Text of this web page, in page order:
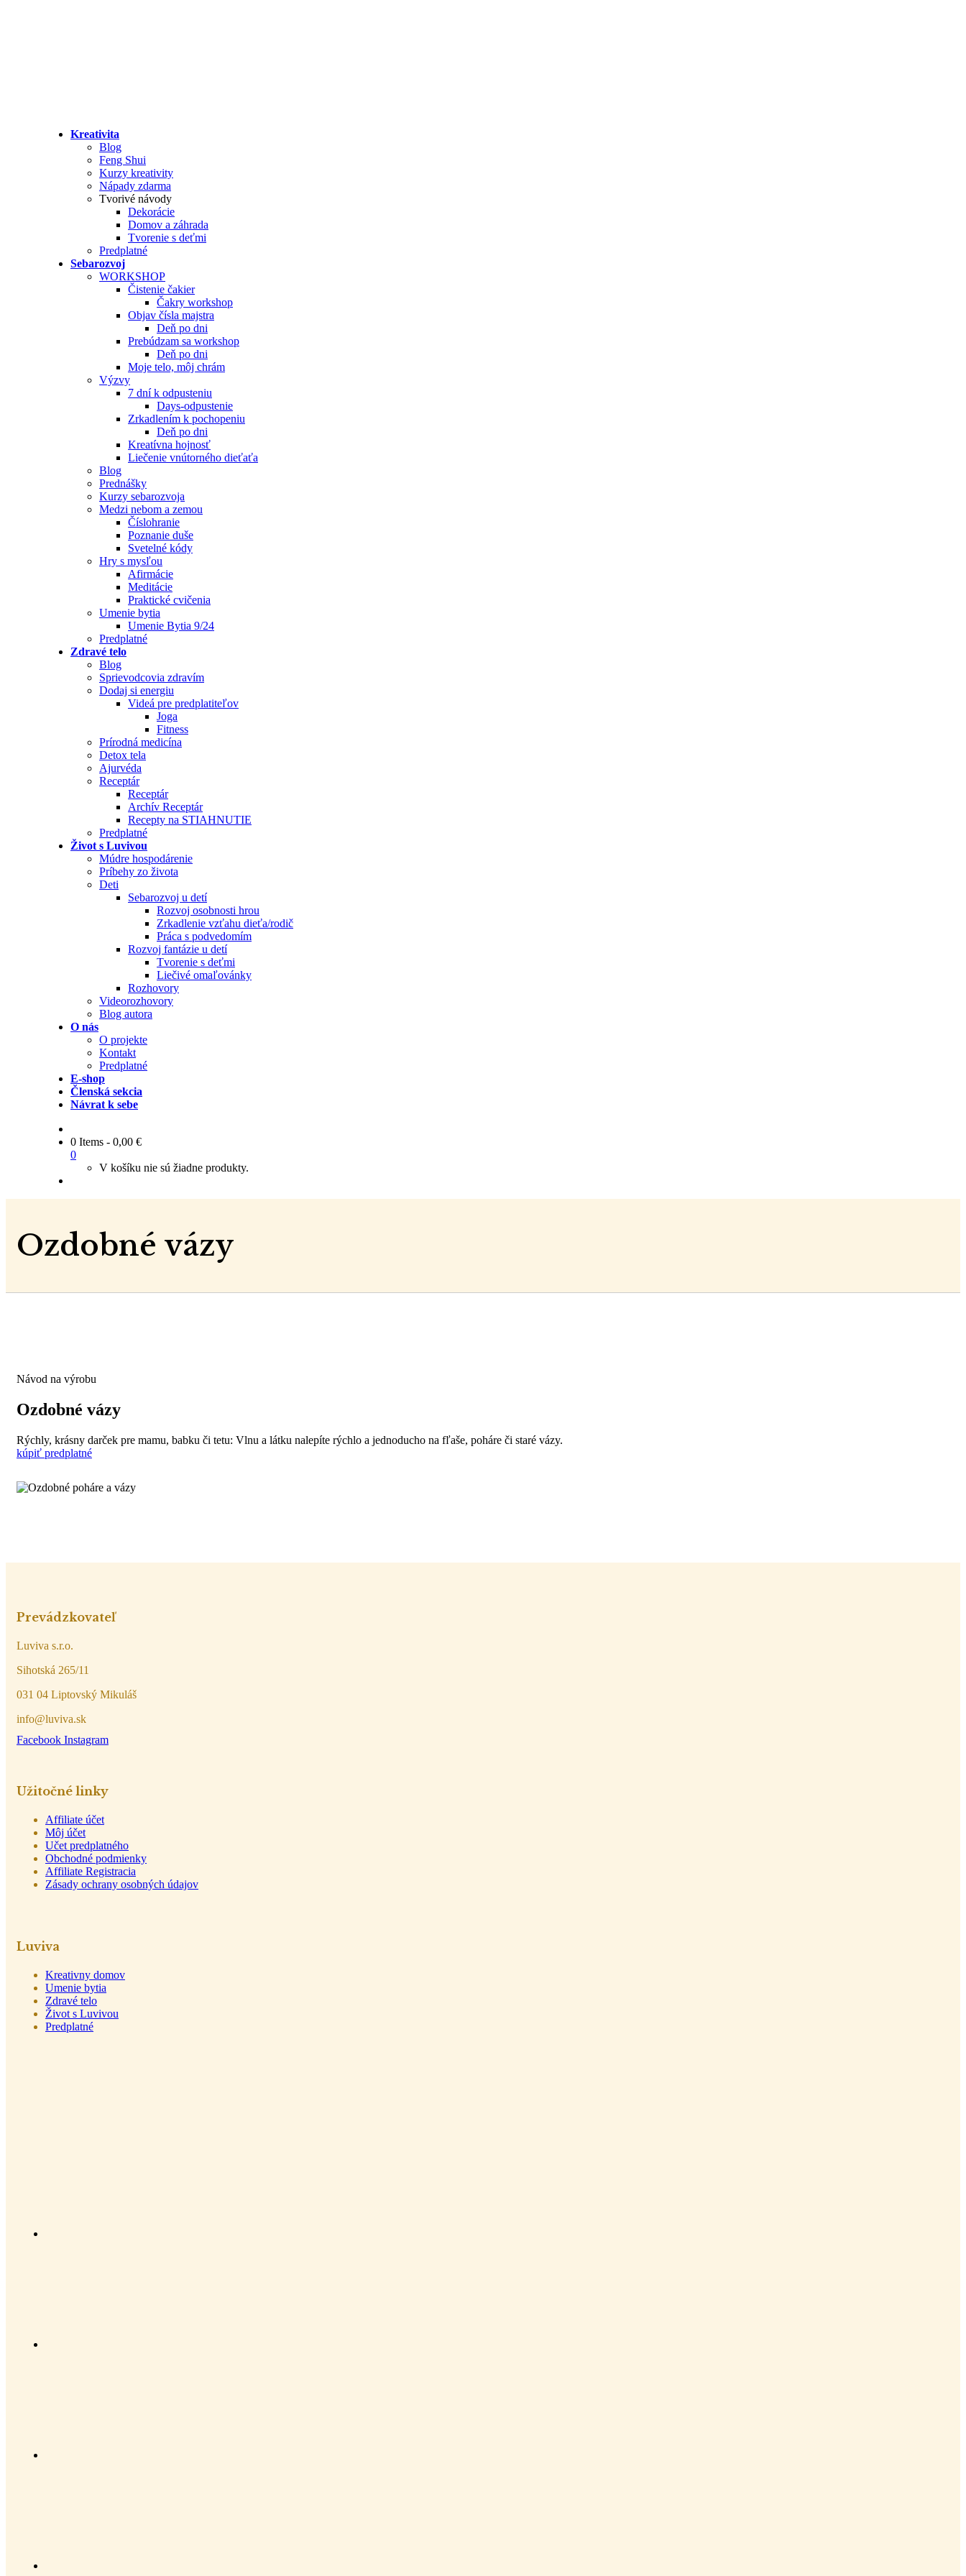
Kreativita
Blog
Feng Shui
Kurzy kreativity
Nápady zdarma
Tvorivé návody
Dekorácie
Domov a záhrada
Tvorenie s deťmi
Predplatné
Sebarozvoj
WORKSHOP
Čistenie čakier
Čakry workshop
Objav čísla majstra
Deň po dni
Prebúdzam sa workshop
Deň po dni
Moje telo, môj chrám
Výzvy
7 dní k odpusteniu
Days-odpustenie
Zrkadlením k pochopeniu
Deň po dni
Kreatívna hojnosť
Liečenie vnútorného dieťaťa
Blog
Prednášky
Kurzy sebarozvoja
Medzi nebom a zemou
Číslohranie
Poznanie duše
Svetelné kódy
Hry s mysľou
Afirmácie
Meditácie
Praktické cvičenia
Umenie bytia
Umenie Bytia 9/24
Predplatné
Zdravé telo
Blog
Sprievodcovia zdravím
Dodaj si energiu
Videá pre predplatiteľov
Joga
Fitness
Prírodná medicína
Detox tela
Ajurvéda
Receptár
Receptár
Archív Receptár
Recepty na STIAHNUTIE
Predplatné
Život s Luvivou
Múdre hospodárenie
Príbehy zo života
Deti
Sebarozvoj u detí
Rozvoj osobnosti hrou
Zrkadlenie vzťahu dieťa/rodič
Práca s podvedomím
Rozvoj fantázie u detí
Tvorenie s deťmi
Liečivé omaľovánky
Rozhovory
Videorozhovory
Blog autora
O nás
O projekte
Kontakt
Predplatné
E-shop
Členská sekcia
Návrat k sebe
0 Items - 0,00 €
0
V košíku nie sú žiadne produkty.
Ozdobné vázy
Návod na výrobu
Ozdobné vázy
Rýchly, krásny darček pre mamu, babku či tetu: Vlnu a látku nalepíte rýchlo a jednoducho na fľaše, poháre či staré vázy.
kúpiť predplatné
Prevádzkovateľ
Luviva s.r.o.
Sihotská 265/11
031 04 Liptovský Mikuláš
info@luviva.sk
Facebook Instagram
Užitočné linky
Affiliate účet
Môj účet
Učet predplatného
Obchodné podmienky
Affiliate Registracia
Zásady ochrany osobných údajov
Luviva
Kreativny domov
Umenie bytia
Zdravé telo
Život s Luvivou
Predplatné